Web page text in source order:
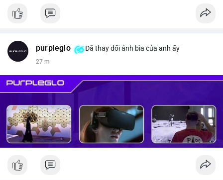
📰 Nguồn: CoinDesk
purpleglo Đã thay đổi ảnh bìa của anh ấy
27 m